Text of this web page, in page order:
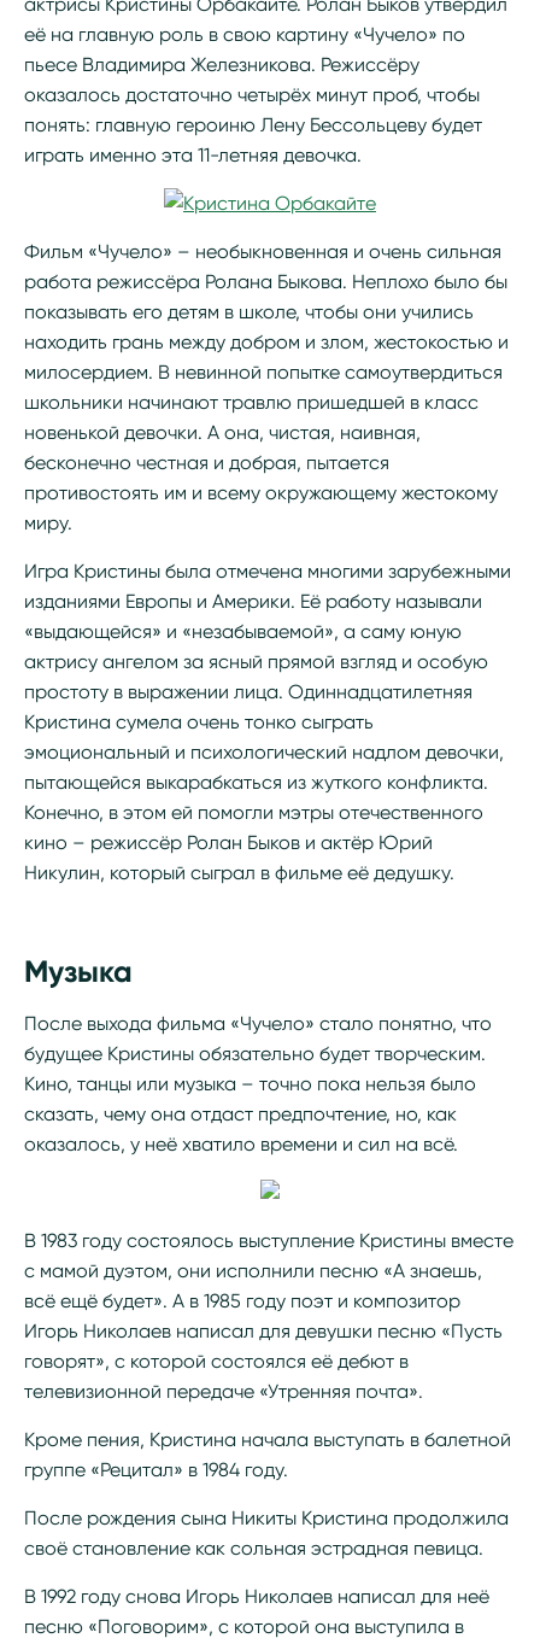
её на главную роль в свою картину «Чучело» по
пьесе Владимира Железникова. Режиссёру
оказалось достаточно четырёх минут проб, чтобы
понять: главную героиню Лену Бессольцеву будет
играть именно эта 11-летняя девочка.
Фильм «Чучело» – необыкновенная и очень сильная
работа режиссёра Ролана Быкова. Неплохо было бы
показывать его детям в школе, чтобы они учились
находить грань между добром и злом, жестокостью и
милосердием. В невинной попытке самоутвердиться
школьники начинают травлю пришедшей в класс
новенькой девочки. А она, чистая, наивная,
бесконечно честная и добрая, пытается
противостоять им и всему окружающему жестокому
миру.
Игра Кристины была отмечена многими зарубежными
изданиями Европы и Америки. Её работу называли
«выдающейся» и «незабываемой», а саму юную
актрису ангелом за ясный прямой взгляд и особую
простоту в выражении лица. Одиннадцатилетняя
Кристина сумела очень тонко сыграть
эмоциональный и психологический надлом девочки,
пытающейся выкарабкаться из жуткого конфликта.
Конечно, в этом ей помогли мэтры отечественного
кино – режиссёр Ролан Быков и актёр Юрий
Никулин, который сыграл в фильме её дедушку.
Музыка
После выхода фильма «Чучело» стало понятно, что
будущее Кристины обязательно будет творческим.
Кино, танцы или музыка – точно пока нельзя было
сказать, чему она отдаст предпочтение, но, как
оказалось, у неё хватило времени и сил на всё.
В 1983 году состоялось выступление Кристины вместе
с мамой дуэтом, они исполнили песню «А знаешь,
всё ещё будет». А в 1985 году поэт и композитор
Игорь Николаев написал для девушки песню «Пусть
говорят», с которой состоялся её дебют в
телевизионной передаче «Утренняя почта».
Кроме пения, Кристина начала выступать в балетной
группе «Рецитал» в 1984 году.
После рождения сына Никиты Кристина продолжила
своё становление как сольная эстрадная певица.
В 1992 году снова Игорь Николаев написал для неё
песню «Поговорим», с которой она выступила в